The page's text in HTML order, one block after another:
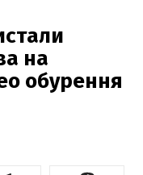
на
обурення